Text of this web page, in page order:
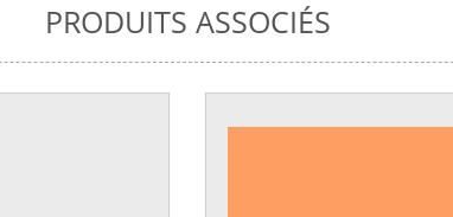
PRODUITS ASSOCIÉS